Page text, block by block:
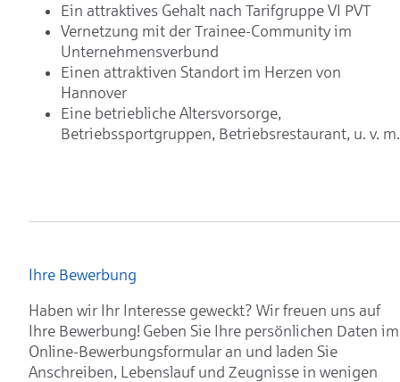
Ein attraktives Gehalt nach Tarifgruppe VI PVT
Vernetzung mit der Trainee-Community im
Unternehmensverbund
Einen attraktiven Standort im Herzen von
Hannover
Eine betriebliche Altersvorsorge,
Betriebssportgruppen, Betriebsrestaurant, u. v. m.
Ihre Bewerbung
Haben wir Ihr Interesse geweckt? Wir freuen uns auf
Ihre Bewerbung! Geben Sie Ihre persönlichen Daten im
Online-Bewerbungsformular an und laden Sie
Anschreiben, Lebenslauf und Zeugnisse in wenigen